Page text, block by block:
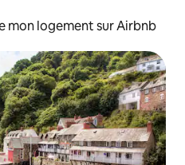
mon logement sur Airbnb